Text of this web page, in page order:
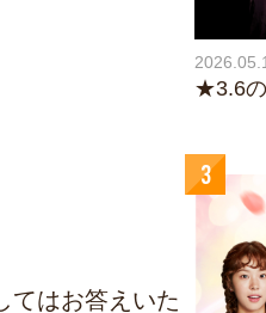
てはお答えいた
★3.6の
ッキ
スロ
00分
3